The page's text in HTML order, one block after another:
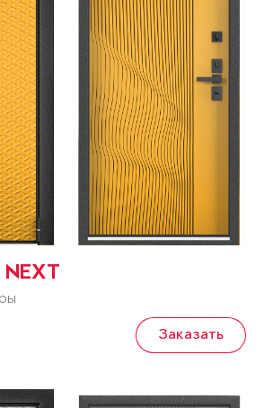
NEXT
Заказать